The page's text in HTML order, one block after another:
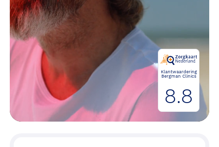
Klantwaardering
Bergman Clinics
8.8